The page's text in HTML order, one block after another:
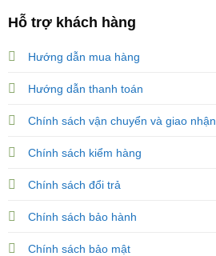
Hỗ trợ khách hàng
Hướng dẫn mua hàng
Hướng dẫn thanh toán
Chính sách vận chuyển và giao nhận
Chính sách kiểm hàng
Chính sách đổi trả
Chính sách bảo hành
Chính sách bảo mật